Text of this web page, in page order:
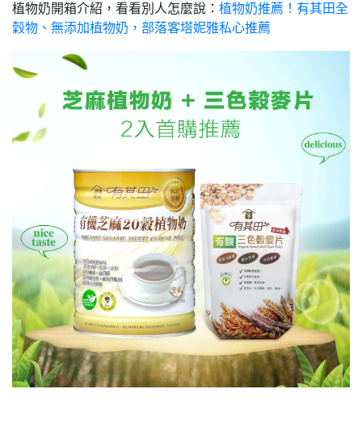
植物奶開箱介紹，看看別人怎麼說： 植物奶推薦！有其田全
穀物、無添加植物奶，部落客塔妮雅私心推薦